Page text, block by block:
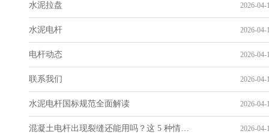
水泥拉盘 2026-04-
水泥电杆 2026-04-
电杆动态 2026-04-
联系我们 2026-04-
水泥电杆国标规范全面解读 2026-04-
混凝土电杆出现裂缝还能用吗？这 5 种情况要报废 2026-04-